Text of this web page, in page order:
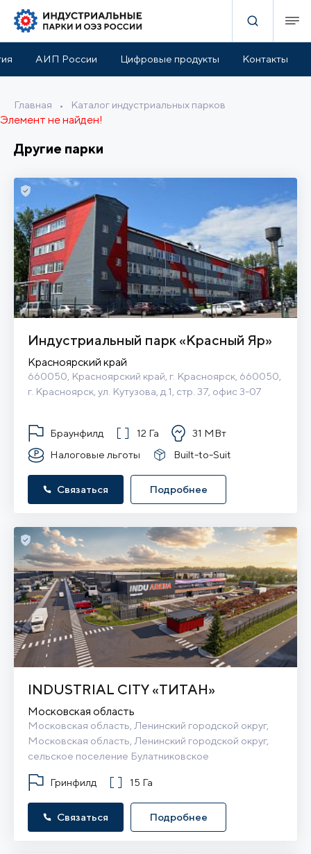
АИП России Цифровые продукты Контакты
Главная • Каталог индустриальных парков
Элемент не найден!
Другие парки
Индустриальный парк «Красный Яр»
Красноярский край
660050, Красноярский край, г. Красноярск, 660050,
г. Красноярск, ул. Кутузова, д.1, стр. 37, офис 3-07
Браунфилд 12 Га
31 МВт
Налоговые льготы
Built-to-Suit
Связаться Подробнее
INDUSTRIAL CITY «ТИТАН»
Московская область
Московская область, Ленинский городской округ,
Московская область, Ленинский городской округ,
сельское поселение Булатниковское
Гринфилд 15 Га
Связаться Подробнее